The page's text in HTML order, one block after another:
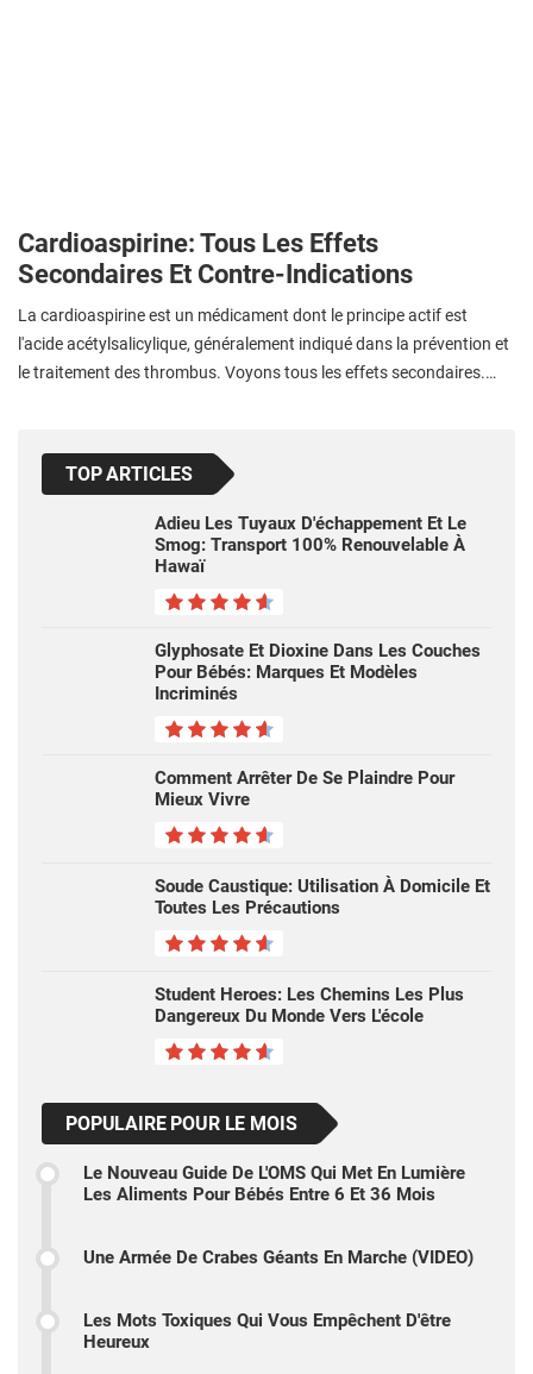
Cardioaspirine: Tous Les Effets
Secondaires Et Contre-Indications
La cardioaspirine est un médicament dont le principe actif est
l'acide acétylsalicylique, généralement indiqué dans la prévention et
le traitement des thrombus. Voyons tous les effets secondaires.…
TOP ARTICLES
Adieu Les Tuyaux D'échappement Et Le
Smog: Transport 100% Renouvelable À
Hawaï
Glyphosate Et Dioxine Dans Les Couches
Pour Bébés: Marques Et Modèles
Incriminés
Comment Arrêter De Se Plaindre Pour
Mieux Vivre
Soude Caustique: Utilisation À Domicile Et
Toutes Les Précautions
Student Heroes: Les Chemins Les Plus
Dangereux Du Monde Vers L'école
POPULAIRE POUR LE MOIS
Le Nouveau Guide De L'OMS Qui Met En Lumière
Les Aliments Pour Bébés Entre 6 Et 36 Mois
Une Armée De Crabes Géants En Marche (VIDEO)
Les Mots Toxiques Qui Vous Empêchent D'être
Heureux